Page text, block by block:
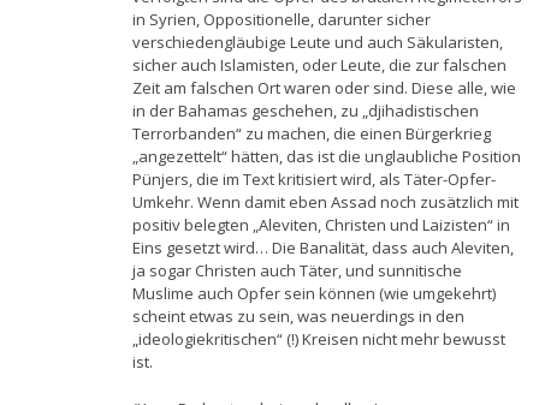
in Syrien, Oppositionelle, darunter sicher
verschiedengläubige Leute und auch Säkularisten,
sicher auch Islamisten, oder Leute, die zur falschen
Zeit am falschen Ort waren oder sind. Diese alle, wie
in der Bahamas geschehen, zu „djihadistischen
Terrorbanden“ zu machen, die einen Bürgerkrieg
„angezettelt“ hätten, das ist die unglaubliche Position
Pünjers, die im Text kritisiert wird, als Täter-Opfer-
Umkehr. Wenn damit eben Assad noch zusätzlich mit
positiv belegten „Aleviten, Christen und Laizisten“ in
Eins gesetzt wird… Die Banalität, dass auch Aleviten,
ja sogar Christen auch Täter, und sunnitische
Muslime auch Opfer sein können (wie umgekehrt)
scheint etwas zu sein, was neuerdings in den
„ideologiekritischen“ (!) Kreisen nicht mehr bewusst
ist.